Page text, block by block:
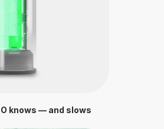
knows — and slows